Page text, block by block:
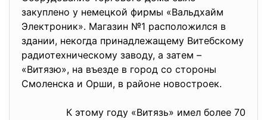
закуплено у немецкой фирмы «Вальдхайм
Электроник». Магазин №1 расположился в
здании, некогда принадлежащему Витебскому
радиотехническому заводу, а затем –
«Витязю», на въезде в город со стороны
Смоленска и Орши, в районе новостроек.
К этому году «Витязь» имел более 70